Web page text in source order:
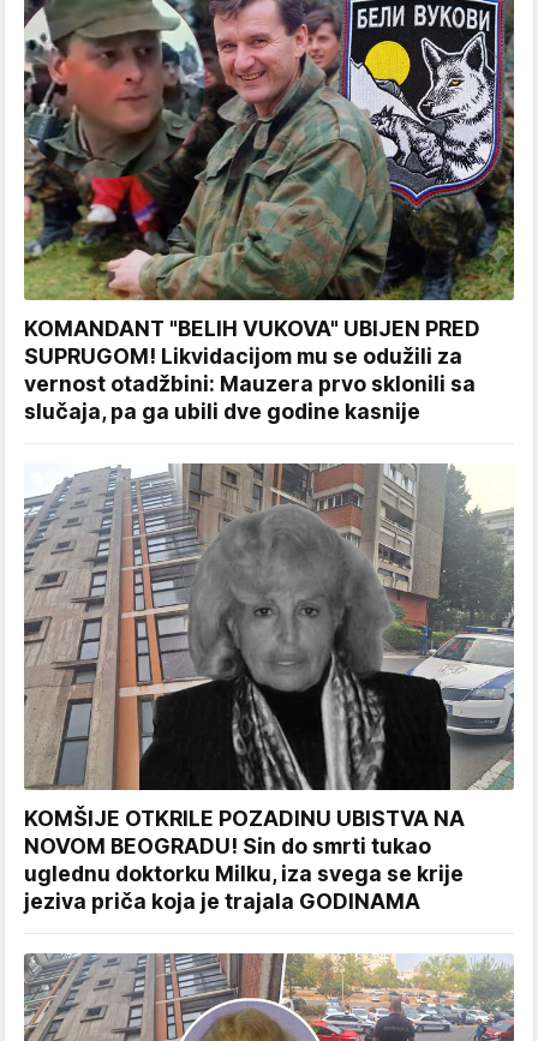
KOMANDANT "BELIH VUKOVA" UBIJEN PRED
SUPRUGOM! Likvidacijom mu se odužili za
vernost otadžbini: Mauzera prvo sklonili sa
slučaja, pa ga ubili dve godine kasnije
KOMŠIJE OTKRILE POZADINU UBISTVA NA
NOVOM BEOGRADU! Sin do smrti tukao
uglednu doktorku Milku, iza svega se krije
jeziva priča koja je trajala GODINAMA